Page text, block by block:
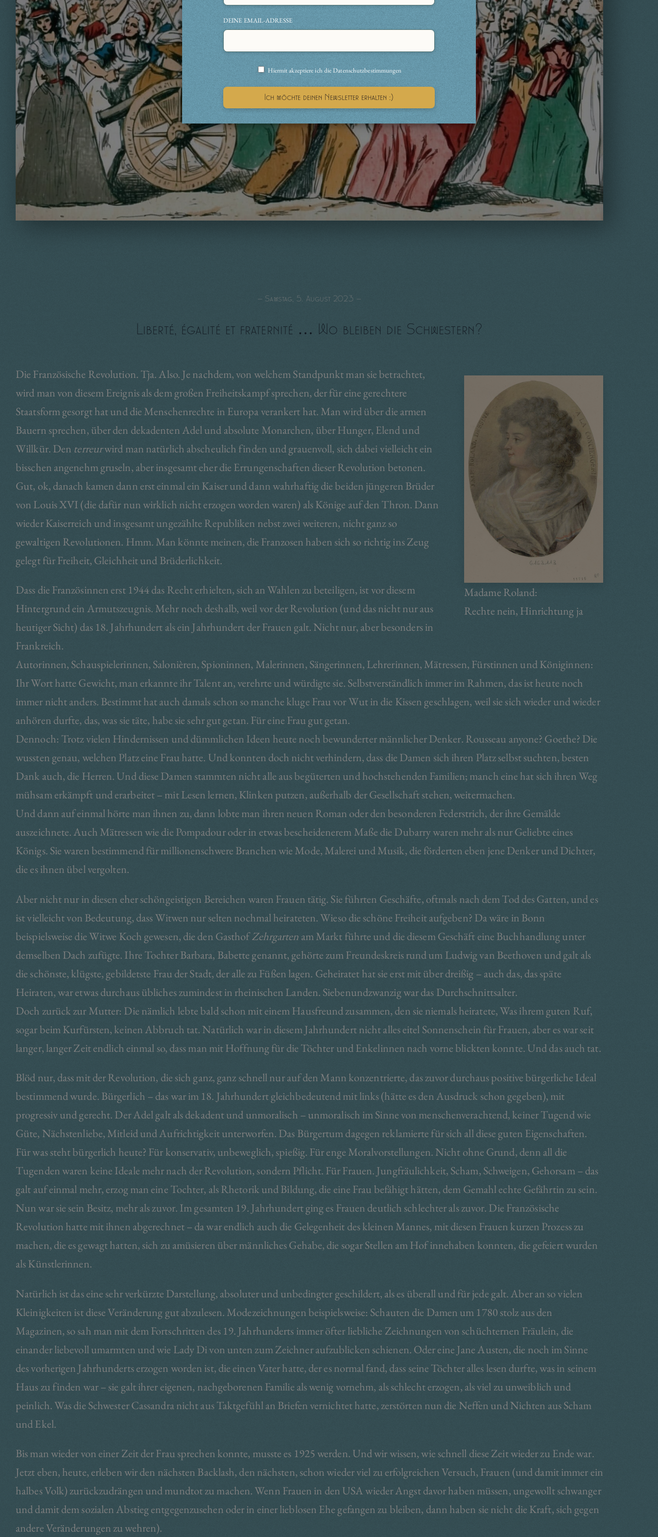
— Samstag, 5. August 2023 —
Liberté, égalité et fraternité … Wo bleiben die Schwestern?
Madame Roland:
Rechte nein, Hinrichtung ja
Die Französische Revolution. Tja. Also. Je nachdem, von welchem Standpunkt man sie betrachtet,
wird man von diesem Ereignis als dem großen Freiheitskampf sprechen, der für eine gerechtere
Staatsform gesorgt hat und die Menschenrechte in Europa verankert hat. Man wird über die armen
Bauern sprechen, über den dekadenten Adel und absolute Monarchen, über Hunger, Elend und
Willkür. Den terreurwird man natürlich abscheulich finden und grauenvoll, sich dabei vielleicht ein
bisschen angenehm gruseln, aber insgesamt eher die Errungenschaften dieser Revolution betonen.
Gut, ok, danach kamen dann erst einmal ein Kaiser und dann wahrhaftig die beiden jüngeren Brüder
von Louis XVI (die dafür nun wirklich nicht erzogen worden waren) als Könige auf den Thron. Dann
wieder Kaiserreich und insgesamt ungezählte Republiken nebst zwei weiteren, nicht ganz so
gewaltigen Revolutionen. Hmm. Man könnte meinen, die Franzosen haben sich so richtig ins Zeug
gelegt für Freiheit, Gleichheit und Brüderlichkeit.
Dass die Französinnen erst 1944 das Recht erhielten, sich an Wahlen zu beteiligen, ist vor diesem
Hintergrund ein Armutszeugnis. Mehr noch deshalb, weil vor der Revolution (und das nicht nur aus
heutiger Sicht) das 18. Jahrhundert als ein Jahrhundert der Frauen galt. Nicht nur, aber besonders in
Frankreich.
Autorinnen, Schauspielerinnen, Salonièren, Spioninnen, Malerinnen, Sängerinnen, Lehrerinnen, Mätressen, Fürstinnen und Königinnen:
Ihr Wort hatte Gewicht, man erkannte ihr Talent an, verehrte und würdigte sie. Selbstverständlich immer im Rahmen, das ist heute noch
immer nicht anders. Bestimmt hat auch damals schon so manche kluge Frau vor Wut in die Kissen geschlagen, weil sie sich wieder und wieder
anhören durfte, das, was sie täte, habe sie sehr gut getan. Für eine Frau gut getan.
Dennoch: Trotz vielen Hindernissen und dümmlichen Ideen heute noch bewunderter männlicher Denker. Rousseau anyone? Goethe? Die
wussten genau, welchen Platz eine Frau hatte. Und konnten doch nicht verhindern, dass die Damen sich ihren Platz selbst suchten, besten
Dank auch, die Herren. Und diese Damen stammten nicht alle aus begüterten und hochstehenden Familien; manch eine hat sich ihren Weg
mühsam erkämpft und erarbeitet – mit Lesen lernen, Klinken putzen, außerhalb der Gesellschaft stehen, weitermachen.
Und dann auf einmal hörte man ihnen zu, dann lobte man ihren neuen Roman oder den besonderen Federstrich, der ihre Gemälde
auszeichnete. Auch Mätressen wie die Pompadour oder in etwas bescheidenerem Maße die Dubarry waren mehr als nur Geliebte eines
Königs. Sie waren bestimmend für millionenschwere Branchen wie Mode, Malerei und Musik, die förderten eben jene Denker und Dichter,
die es ihnen übel vergolten.
Aber nicht nur in diesen eher schöngeistigen Bereichen waren Frauen tätig. Sie führten Geschäfte, oftmals nach dem Tod des Gatten, und es
ist vielleicht von Bedeutung, dass Witwen nur selten nochmal heirateten. Wieso die schöne Freiheit aufgeben? Da wäre in Bonn
beispielsweise die Witwe Koch gewesen, die den GasthofZehrgarten am Markt führte und die diesem Geschäft eine Buchhandlung unter
demselben Dach zufügte. Ihre Tochter Barbara, Babette genannt, gehörte zum Freundeskreis rund um Ludwig van Beethoven und galt als
die schönste, klügste, gebildetste Frau der Stadt, der alle zu Füßen lagen. Geheiratet hat sie erst mit über dreißig – auch das, das späte
Heiraten, war etwas durchaus übliches zumindest in rheinischen Landen. Siebenundzwanzig war das Durchschnittsalter.
Doch zurück zur Mutter: Die nämlich lebte bald schon mit einem Hausfreund zusammen, den sie niemals heiratete, Was ihrem guten Ruf,
sogar beim Kurfürsten, keinen Abbruch tat. Natürlich war in diesem Jahrhundert nicht alles eitel Sonnenschein für Frauen, aber es war seit
langer, langer Zeit endlich einmal so, dass man mit Hoffnung für die Töchter und Enkelinnen nach vorne blickten konnte. Und das auch tat.
Blöd nur, dass mit der Revolution, die sich ganz, ganz schnell nur auf den Mann konzentrierte, das zuvor durchaus positive bürgerliche Ideal
bestimmend wurde. Bürgerlich – das war im 18. Jahrhundert gleichbedeutend mit links (hätte es den Ausdruck schon gegeben), mit
progressiv und gerecht. Der Adel galt als dekadent und unmoralisch – unmoralisch im Sinne von menschenverachtend, keiner Tugend wie
Güte, Nächstenliebe, Mitleid und Aufrichtigkeit unterworfen. Das Bürgertum dagegen reklamierte für sich all diese guten Eigenschaften.
Für was steht bürgerlich heute? Für konservativ, unbeweglich, spießig. Für enge Moralvorstellungen. Nicht ohne Grund, denn all die
Tugenden waren keine Ideale mehr nach der Revolution, sondern Pflicht. Für Frauen. Jungfräulichkeit, Scham, Schweigen, Gehorsam – das
galt auf einmal mehr, erzog man eine Tochter, als Rhetorik und Bildung, die eine Frau befähigt hätten, dem Gemahl echte Gefährtin zu sein.
Nun war sie sein Besitz, mehr als zuvor. Im gesamten 19. Jahrhundert ging es Frauen deutlich schlechter als zuvor. Die Französische
Revolution hatte mit ihnen abgerechnet – da war endlich auch die Gelegenheit des kleinen Mannes, mit diesen Frauen kurzen Prozess zu
machen, die es gewagt hatten, sich zu amüsieren über männliches Gehabe, die sogar Stellen am Hof innehaben konnten, die gefeiert wurden
als Künstlerinnen.
Natürlich ist das eine sehr verkürzte Darstellung, absoluter und unbedingter geschildert, als es überall und für jede galt. Aber an so vielen
Kleinigkeiten ist diese Veränderung gut abzulesen. Modezeichnungen beispielsweise: Schauten die Damen um 1780 stolz aus den
Magazinen, so sah man mit dem Fortschritten des 19. Jahrhunderts immer öfter liebliche Zeichnungen von schüchternen Fräulein, die
einander liebevoll umarmten und wie Lady Di von unten zum Zeichner aufzublicken schienen. Oder eine Jane Austen, die noch im Sinne
des vorherigen Jahrhunderts erzogen worden ist, die einen Vater hatte, der es normal fand, dass seine Töchter alles lesen durfte, was in seinem
Haus zu finden war – sie galt ihrer eigenen, nachgeborenen Familie als wenig vornehm, als schlecht erzogen, als viel zu unweiblich und
peinlich. Was die Schwester Cassandra nicht aus Taktgefühl an Briefen vernichtet hatte, zerstörten nun die Neffen und Nichten aus Scham
und Ekel.
Bis man wieder von einer Zeit der Frau sprechen konnte, musste es 1925 werden. Und wir wissen, wie schnell diese Zeit wieder zu Ende war.
Jetzt eben, heute, erleben wir den nächsten Backlash, den nächsten, schon wieder viel zu erfolgreichen Versuch, Frauen (und damit immer ein
halbes Volk) zurückzudrängen und mundtot zu machen. Wenn Frauen in den USA wieder Angst davor haben müssen, ungewollt schwanger
und damit dem sozialen Abstieg entgegenzusehen oder in einer lieblosen Ehe gefangen zu bleiben, dann haben sie nicht die Kraft, sich gegen
andere Veränderungen zu wehren).
DEINE EMAIL-ADRESSE
Hiermit akzeptiere ich die Datenschutzbestimmungen